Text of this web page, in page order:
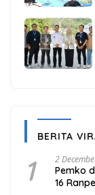
BERITA
1 2
Pemko
16